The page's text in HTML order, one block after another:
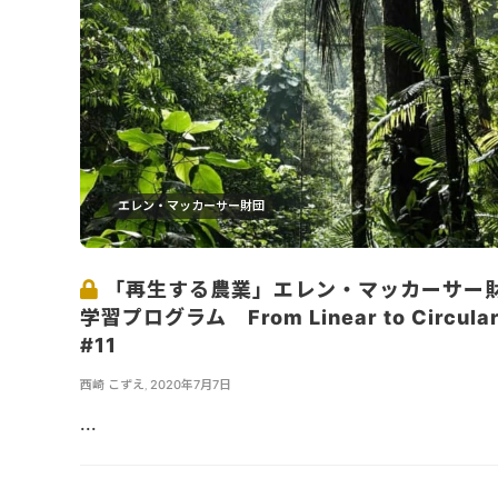
エレン・マッカーサー財団
「再生する農業」エレン・マッカーサー
学習プログラム From Linear to
#11
西崎 こずえ, 2020年7月7日
...